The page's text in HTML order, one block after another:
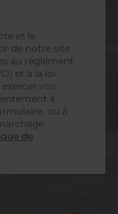
et le
de notre site
au règlement
et à la loi
vos
à
ou à
de